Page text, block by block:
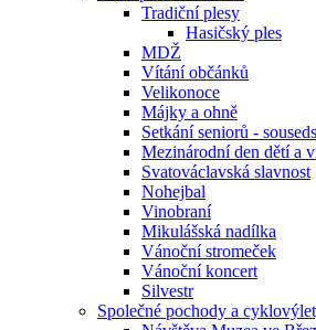
Tradiční plesy
Hasičský ples
MDŽ
Vítání občánků
Velikonoce
Májky a ohně
Setkání seniorů -
Mezinárodní den dětí a
Svatováclavská slavnost
Nohejbal
Vinobraní
Mikulášská nadílka
Vánoční stromeček
Vánoční koncert
Silvestr
Společné pochody a